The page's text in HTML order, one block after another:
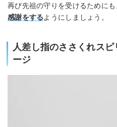
再び先祖の守りを受けるためにも
感謝をするようにしましょう。
人差し指のささくれス
ージ